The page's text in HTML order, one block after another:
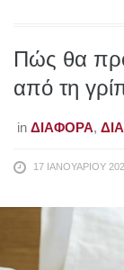
Πώς θα
από τη
in ΔΙΆΦΟΡΑ,
17 ΙΑΝΟΥΑΡΊΟΥ